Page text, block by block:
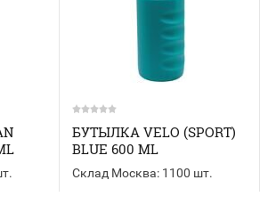
БУТЫЛКА VELO (SPORT)
BLUE 600 ML
Склад Москва: 1100 шт.